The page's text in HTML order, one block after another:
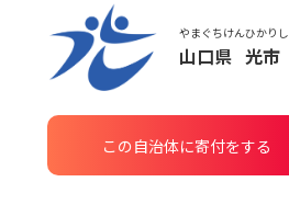
やまぐちけん
山口県
ひかりし
光市
この自治体に寄付をする